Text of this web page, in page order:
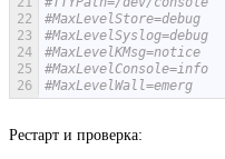
22
23
24
25
26
#MaxLevelStore=debug
#MaxLevelSyslog=debug
#MaxLevelKMsg=notice
#MaxLevelConsole=info
#MaxLevelWall=emerg
Рестарт и проверка: